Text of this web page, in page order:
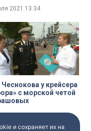
Василием
2021 13:34
у крейсера
с морской четой
и сохраняет их на